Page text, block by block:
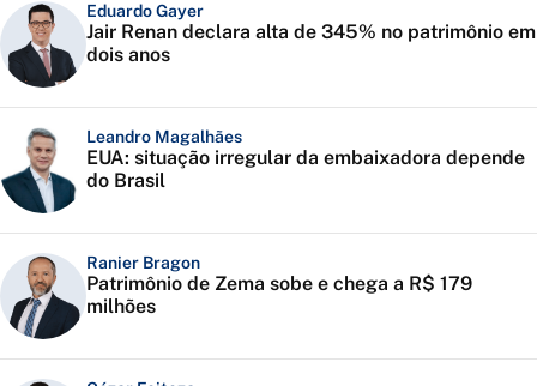
Eduardo Gayer
Jair Renan declara alta de 345% no patrimônio em
dois anos
Leandro Magalhães
EUA: situação irregular da embaixadora depende
do Brasil
Ranier Bragon
Patrimônio de Zema sobe e chega a R$ 179
milhões